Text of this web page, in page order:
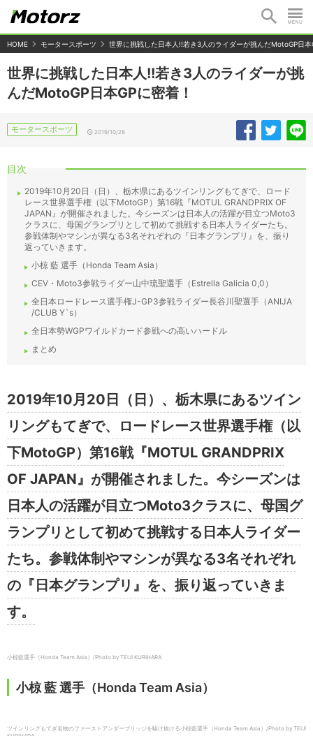
HOME モータースポーツ 世界に挑戦した日本人!!若き3人のライダーが挑んだMotoGP日本
世界に挑戦した日本人!!若き3人のライダーが挑
んだMotoGP日本GPに密着！
モータースポーツ 2019/10/28
目次
2019年10月20日（日）、栃木県にあるツインリングもてぎで、ロード
レース世界選手権（以下MotoGP）第16戦『MOTUL GRANDPRIX OF
JAPAN』が開催されました。今シーズンは日本人の活躍が目立つMoto3
クラスに、母国グランプリとして初めて挑戦する日本人ライダーたち。
参戦体制やマシンが異なる3名それぞれの『日本グランプリ』を、振り
返っていきます。
小椋 藍 選手（Honda Team Asia）
CEV・Moto3参戦ライダー山中琉聖選手（Estrella Galicia 0,0）
全日本ロードレース選手権J-GP3参戦ライダー長谷川聖選手（ANIJA
/CLUB Y`s）
全日本勢WGPワイルドカード参戦への高いハードル
まとめ
2019年10月20日（日）、栃木県にあるツイン
リングもてぎで、ロードレース世界選手権（以
下MotoGP）第16戦『MOTUL GRANDPRIX
OF JAPAN』が開催されました。今シーズンは
日本人の活躍が目立つMoto3クラスに、母国グ
ランプリとして初めて挑戦する日本人ライダー
たち。参戦体制やマシンが異なる3名それぞれ
の『日本グランプリ』を、振り返っていきま
す。
小椋藍選手（Honda Team Asia）/Photo by TEIJI KURIHARA
小椋 藍 選手（Honda Team Asia）
ツインリングもてぎ名物のファーストアンダーブリッジを駆け抜ける小椋藍選手（Honda Team Asia）/Photo by TEIJI